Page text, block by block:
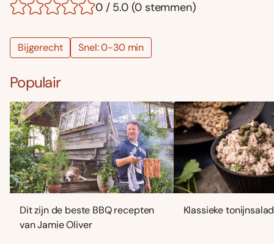
0 / 5.0 (0 stemmen)
Bijgerecht Snel: 0-30 min
Populair
Dit zijn de beste BBQ recepten
van Jamie Oliver
Klassieke